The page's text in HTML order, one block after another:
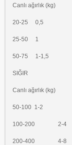
Canlı ağırlık
20-25 0,5
25-50 1
50-75 1-1,5
SIĞIR
Canlı ağırlık
50-100 1-2
100-200 2-4
200-400 4-8